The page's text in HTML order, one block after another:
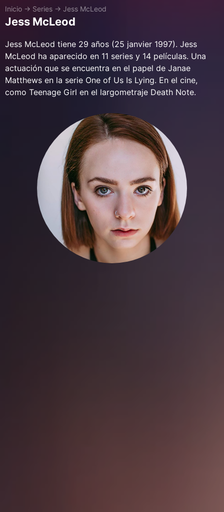
Inicio → Series → Jess McLeod
Jess McLeod
Jess McLeod tiene 29 años (25 janvier 1997). Jess
McLeod ha aparecido en 11 series y 14 películas. Una
actuación que se encuentra en el papel de Janae
Matthews en la serie One of Us Is Lying. En el cine,
como Teenage Girl en el largometraje Death Note.